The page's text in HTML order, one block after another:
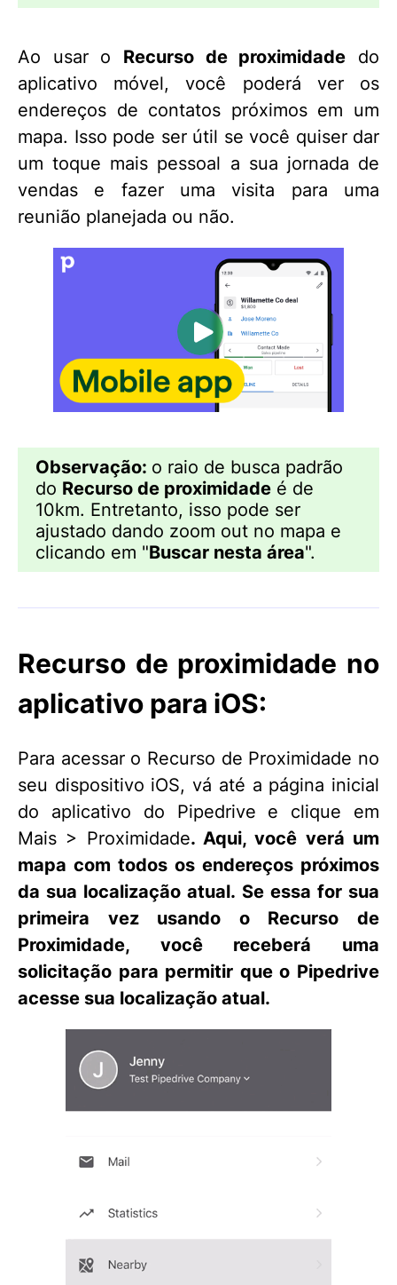
Ao usar o Recurso de proximidade do
aplicativo móvel, você poderá ver os
endereços de contatos próximos em um
mapa. Isso pode ser útil se você quiser dar
um toque mais pessoal a sua jornada de
vendas e fazer uma visita para uma
reunião planejada ou não.
Observação: o raio de busca padrão
do Recurso de proximidade é de
10km. Entretanto, isso pode ser
ajustado dando zoom out no mapa e
clicando em "Buscar nesta área".
Recurso de proximidade no
aplicativo para iOS:
Para acessar o Recurso de Proximidade no
seu dispositivo iOS, vá até a página inicial
do aplicativo do Pipedrive e clique em
Mais > Proximidade. Aqui, você verá um
mapa com todos os endereços próximos
da sua localização atual. Se essa for sua
primeira vez usando o Recurso de
Proximidade, você receberá uma
solicitação para permitir que o Pipedrive
acesse sua localização atual.